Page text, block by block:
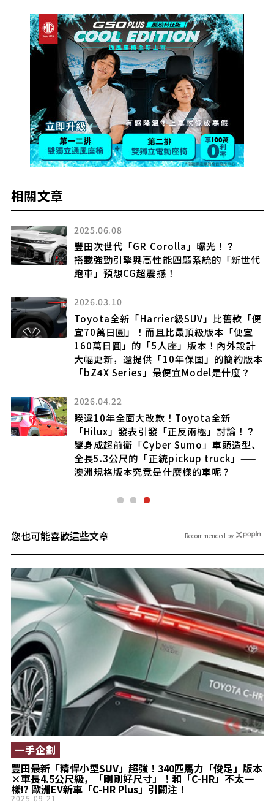
相關文章
2025.06.08
豐田次世代「GR Corolla」曝光！？
搭載強勁引擎與高性能四驅系統的「新世代
跑車」預想CG超震撼！
2026.03.10
Toyota全新「Harrier級SUV」比舊款「便
宜70萬日圓」！而且比最頂級版本「便宜
160萬日圓」的「5人座」版本！內外設計
大幅更新，還提供「10年保固」的簡約版本
「bZ4X Series」最便宜Model是什麼？
2026.04.22
睽違10年全面大改款！Toyota全新
「Hilux」發表引發「正反兩極」討論！？
變身成超前衛「Cyber Sumo」車頭造型、
全長5.3公尺的「正統pickup truck」——
澳洲規格版本究竟是什麼樣的車呢？
您也可能喜歡這些文章
豐田最新「精悍小型SUV」超強！340匹馬力「俊足」版本
×車長4.5公尺級，「剛剛好尺寸」！和「C-HR」不太一
樣!? 歐洲EV新車「C-HR Plus」引關注！
一手企劃
2025-09-21
Recommended by